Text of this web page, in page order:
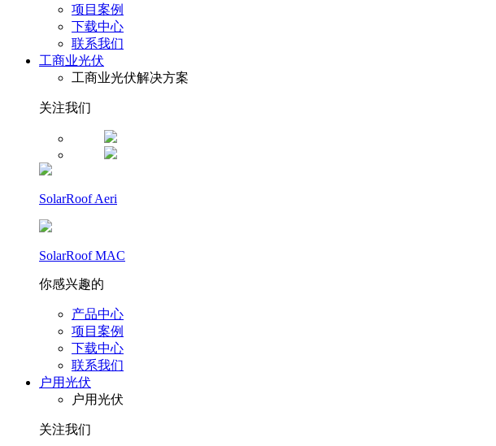
项目案例
下载中心
联系我们
工商业光伏
工商业光伏解决方案
关注我们
SolarRoof Aeri
SolarRoof MAC
你感兴趣的
产品中心
项目案例
下载中心
联系我们
户用光伏
户用光伏
关注我们